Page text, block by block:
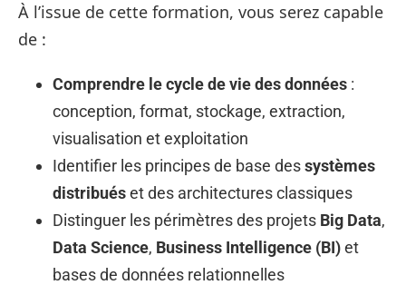
À l’issue de cette formation, vous serez capable
de :
Comprendre le cycle de vie des données :
conception, format, stockage, extraction,
visualisation et exploitation
Identifier les principes de base dessystèmes
distribuéset des architectures classiques
Distinguer les périmètres des projets Big Data,
Data Science, Business Intelligence (BI)et
bases de données relationnelles